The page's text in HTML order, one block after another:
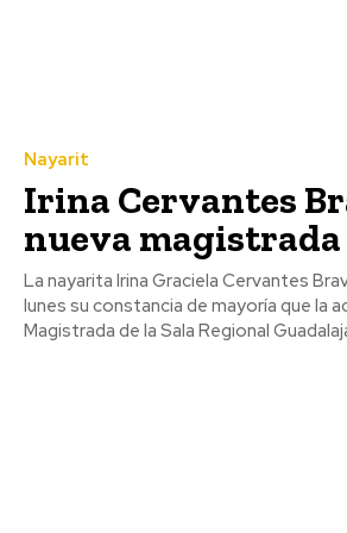
Nayarit
Irina Cervantes
nueva
La nayarita Irina Graciela Cervantes
lunes su constancia de mayoría que la
Magistrada de la Sala Regional